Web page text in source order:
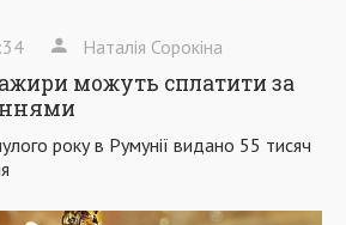
Наталія Сорокіна
можуть сплатити за
року в Румунії видано 55 тисяч